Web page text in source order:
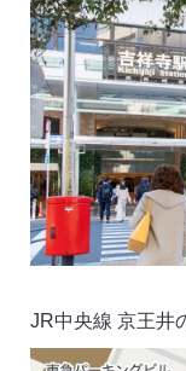
JR中央線 京王井